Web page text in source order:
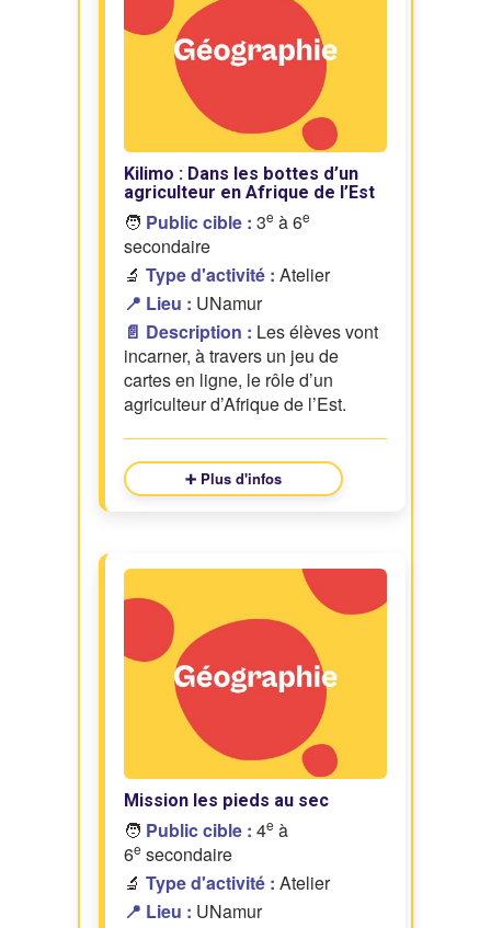
Kilimo : Dans les bottes d’un
agriculteur en Afrique de l’Est
🧑 Public cible : 3e à 6e
secondaire
🔬 Type d'activité : Atelier
📍 Lieu : UNamur
📄 Description : Les élèves vont
incarner, à travers un jeu de
cartes en ligne, le rôle d’un
agriculteur d’Afrique de l’Est.
➕ Plus d'infos
Mission les pieds au sec
🧑 Public cible : 4e à
6e secondaire
🔬 Type d'activité : Atelier
📍 Lieu : UNamur